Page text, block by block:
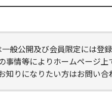
般公開及び会員限定には登
事情等によりホームページ上
知りになりたい方はお問い合